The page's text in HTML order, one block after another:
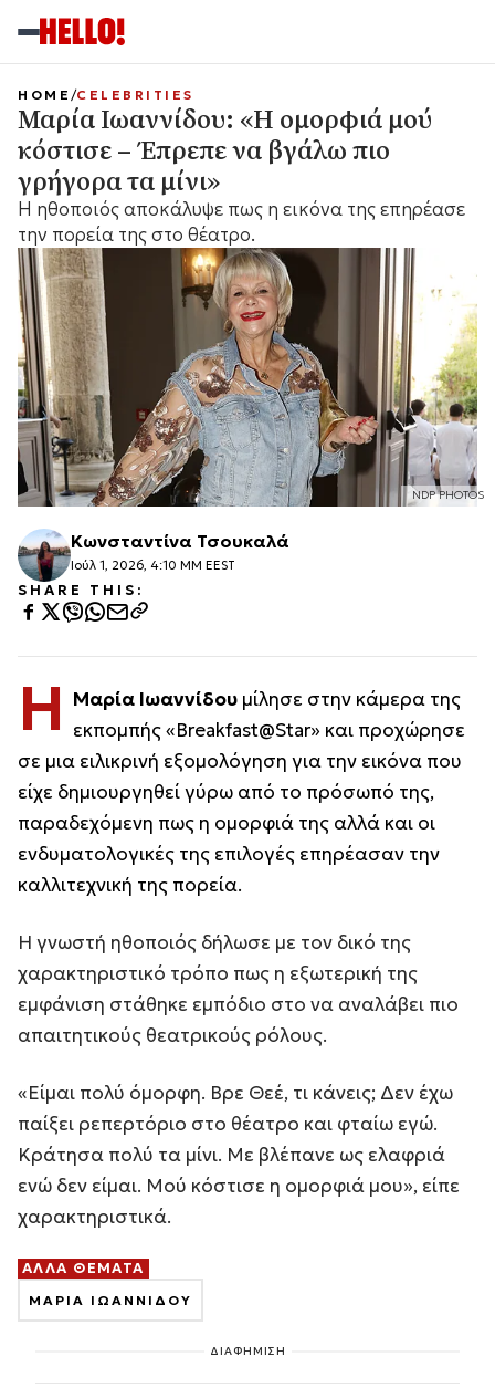
NDP PHOTOS
HOME CELEBRITIES
Μαρία Ιωαννίδου: «Η ομορφιά μού
κόστισε – Έπρεπε να βγάλω πιο
γρήγορα τα μίνι»
Η ηθοποιός αποκάλυψε πως η εικόνα της επηρέασε
την πορεία της στο θέατρο.
Κωνσταντίνα Τσουκαλά
Ιούλ 1, 2026, 4:10 ΜΜ EEST
SHARE THIS:
Η Μαρία Ιωαννίδου μίλησε στην κάμερα της
εκπομπής «Breakfast@Star» και προχώρησε
σε μια ειλικρινή εξομολόγηση για την εικόνα που
είχε δημιουργηθεί γύρω από το πρόσωπό της,
παραδεχόμενη πως η ομορφιά της αλλά και οι
ενδυματολογικές της επιλογές επηρέασαν την
καλλιτεχνική της πορεία.
Η γνωστή ηθοποιός δήλωσε με τον δικό της
χαρακτηριστικό τρόπο πως η εξωτερική της
εμφάνιση στάθηκε εμπόδιο στο να αναλάβει πιο
απαιτητικούς θεατρικούς ρόλους.
«Είμαι πολύ όμορφη. Βρε Θεέ, τι κάνεις; Δεν έχω
παίξει ρεπερτόριο στο θέατρο και φταίω εγώ.
Κράτησα πολύ τα μίνι. Με βλέπανε ως ελαφριά
ενώ δεν είμαι. Μού κόστισε η ομορφιά μου», είπε
χαρακτηριστικά.
ΑΛΛΑ ΘΕΜΑΤΑ
ΜΑΡΙΑ ΙΩΑΝΝΙΔΟΥ
ΔΙΑΦΗΜΙΣΗ